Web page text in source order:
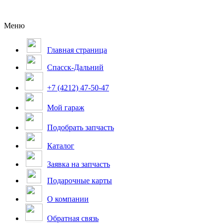
Меню
Главная страница
Спасск-Дальний
+7 (4212) 47-50-47
Мой гараж
Подобрать запчасть
Каталог
Заявка на запчасть
Подарочные карты
О компании
Обратная связь